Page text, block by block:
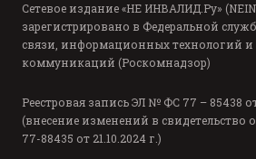
Сетевое издание «НЕ ИНВАЛИД.Ру»
зарегистрировано в Федеральной
связи, информационных технологий и
коммуникаций (Роскомнадзор)
Реестровая запись ЭЛ № ФС 77 – 85438 от
(внесение изменений в свидетельство
77-88435 от 21.10.2024 г.)